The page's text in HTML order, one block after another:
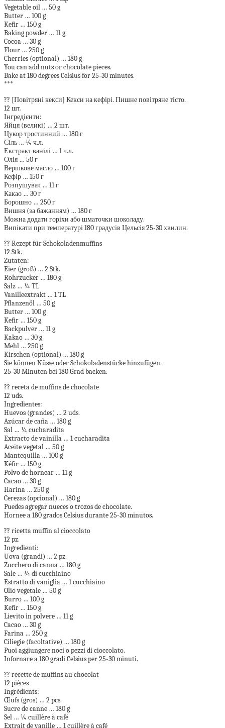
Vegetable oil … 50 g
Butter … 100 g
Kefir … 150 g
Baking powder … 11 g
Cocoa … 30 g
Flour … 250 g
Cherries (optional) … 180 g
You can add nuts or chocolate pieces.
Bake at 180 degrees Celsius for 25-30 minutes.
***
?? [Повітряні кекси] Кекси на кефірі. Пишне повітряне тісто.
12 шт.
Інгредієнти:
Яйця (великі) … 2 шт.
Цукор тростинний … 180 г
Сіль … ¼ ч.л.
Екстракт ванілі … 1 ч.л.
Олія … 50 г
Вершкове масло … 100 г
Кефір … 150 г
Розпушувач … 11 г
Какао … 30 г
Борошно … 250 г
Вишня (за бажанням) … 180 г
Можна додати горіхи або шматочки шоколаду.
Випікати при температурі 180 градусів Цельсія 25-30 хвилин.
?? Rezept für Schokoladenmuffins
12 Stk.
Zutaten:
Eier (groß) … 2 Stk.
Rohrzucker … 180 g
Salz … ¼ TL
Vanilleextrakt … 1 TL
Pflanzenöl … 50 g
Butter … 100 g
Kefir … 150 g
Backpulver … 11 g
Kakao … 30 g
Mehl … 250 g
Kirschen (optional) … 180 g
Sie können Nüsse oder Schokoladenstücke hinzufügen.
25-30 Minuten bei 180 Grad backen.
?? receta de muffins de chocolate
12 uds.
Ingredientes:
Huevos (grandes) … 2 uds.
Azúcar de caña … 180 g
Sal … ¼ cucharadita
Extracto de vainilla … 1 cucharadita
Aceite vegetal … 50 g
Mantequilla … 100 g
Kéfir … 150 g
Polvo de hornear … 11 g
Cacao … 30 g
Harina … 250 g
Cerezas (opcional) … 180 g
Puedes agregar nueces o trozos de chocolate.
Hornee a 180 grados Celsius durante 25-30 minutos.
?? ricetta muffin al cioccolato
12 pz.
Ingredienti:
Uova (grandi) … 2 pz.
Zucchero di canna … 180 g
Sale … ¼ di cucchiaino
Estratto di vaniglia … 1 cucchiaino
Olio vegetale … 50 g
Burro … 100 g
Kefir … 150 g
Lievito in polvere … 11 g
Cacao … 30 g
Farina … 250 g
Ciliegie (facoltative) … 180 g
Puoi aggiungere noci o pezzi di cioccolato.
Infornare a 180 gradi Celsius per 25-30 minuti.
?? recette de muffins au chocolat
12 pièces
Ingrédients:
Œufs (gros) … 2 pcs.
Sucre de canne … 180 g
Sel … ¼ cuillère à café
Extrait de vanille … 1 cuillère à café